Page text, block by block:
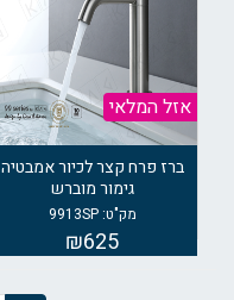
אזל המלאי
ברז פרח קצר לכיור אמבטיה
גימור מוברש
מק"ט: 9913SP
₪625